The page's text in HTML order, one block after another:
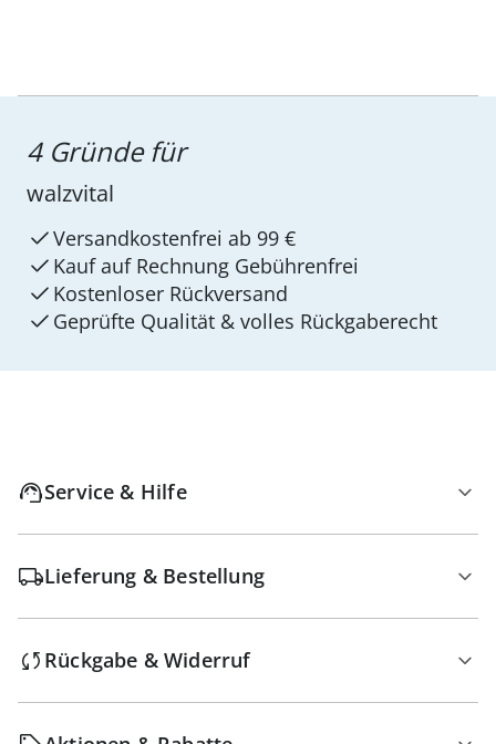
4 Gründe für
walzvital
Versandkostenfrei ab 99 €
Kauf auf Rechnung Gebührenfrei
Kostenloser Rückversand
Geprüfte Qualität & volles Rückgaberecht
Service & Hilfe
Lieferung & Bestellung
Rückgabe & Widerruf